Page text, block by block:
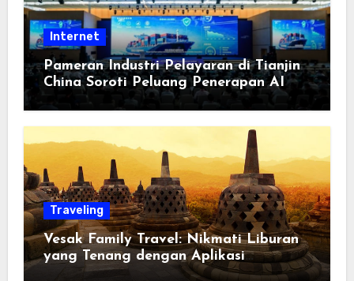
Internet
Pameran Industri Pelayaran di Tianjin
China Soroti Peluang Penerapan AI
Traveling
Vesak Family Travel: Nikmati Liburan
yang Tenang dengan Aplikasi
Pemindai PDF